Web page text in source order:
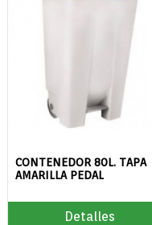
CONTENEDOR 80L. TAPA
AMARILLA PEDAL
Detalles